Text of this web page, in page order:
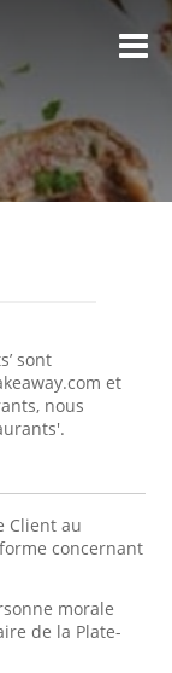
sont
et
nous
Client au
concernant
morale
de la Plate-